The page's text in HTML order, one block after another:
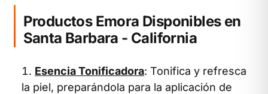
Productos Emora Disponibles en
Santa Barbara - California
Esencia Tonificadora: Tonifica y refresca
la piel, preparándola para la aplicación de